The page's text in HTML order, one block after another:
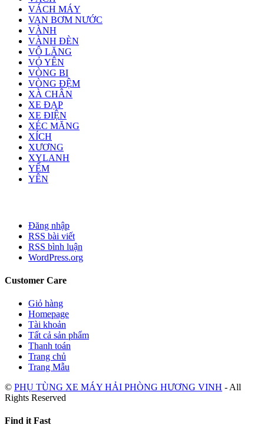
VÁCH MÁY
VAN BƠM NƯỚC
VÀNH
VÀNH ĐÈN
VÔ LĂNG
VỎ YÊN
VÒNG BI
VÒNG ĐỆM
XÀ CHÂN
XE ĐẠP
XE ĐIỆN
XÉC MĂNG
XÍCH
XƯƠNG
XYLANH
YẾM
YÊN
Đăng nhập
RSS bài viết
RSS bình luận
WordPress.org
Customer Care
Giỏ hàng
Homepage
Tài khoản
Tất cả sản phẩm
Thanh toán
Trang chủ
Trang Mẫu
© PHỤ TÙNG XE MÁY HẢI PHÒNG HƯƠNG VINH - All
Rights Reserved
Find it Fast